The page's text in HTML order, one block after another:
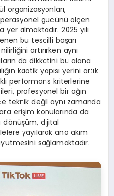
organizasyonları,
gücünü ölçen
almaktadır. 2025 yılı
bu tescilli başarı
artırırken aynı
da dikkatini bu alana
kaotik yapısı yerini artık
performans kriterlerine
profesyonel bir ağın
teknik değil aynı zamanda
erişim konularında da
dönüşüm, dijital
yayılarak ana akım
sağlamaktadır.